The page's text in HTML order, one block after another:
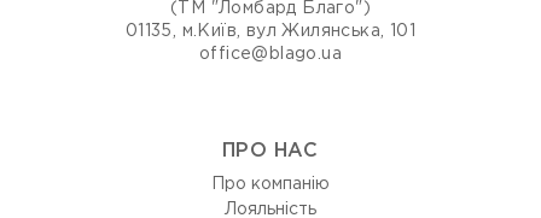
(ТМ "Ломбард Благо")
01135, м.Київ, вул Жилянська, 101
office@blago.ua
ПРО НАС
Про компанію
Лояльність